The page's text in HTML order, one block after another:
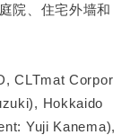
院、住宅外墙和
CLTmat Corpor
Hokkaido
Yuji Kanema),